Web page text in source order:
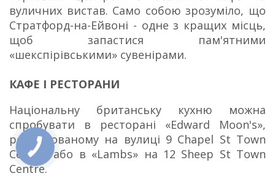
вуличних вистав. Само собою зрозуміло, що
Стратфорд-на-Ейвоні - одне з кращих місць,
щоб запастися пам'ятними
«шекспірівськими» сувенірами.
КАФЕ І РЕСТОРАНИ
Національну британську кухню можна
спробувати в ресторані «Edward Moon's»,
розташованому на вулиці 9 Chapel St Town
Centre, або в «Lambs» на 12 Sheep St Town
Centre.